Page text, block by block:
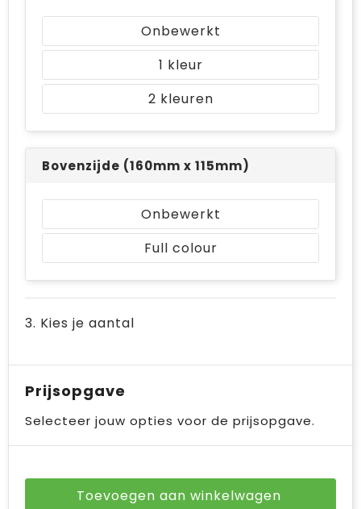
Bodywarmers
Ondergoed en Sokken
Ademhalingsbescherming
Jute tassen
Laptop hoezen en tassen
Schoudertassen
Onbewerkt
1
2
Bovenzijde (160mm x 115mm)
Onbewerkt
Full colour
3. Kies je aantal
Prijsopgave
Selecteer jouw opties voor de prijsopgave.
Toevoegen aan winkelwagen